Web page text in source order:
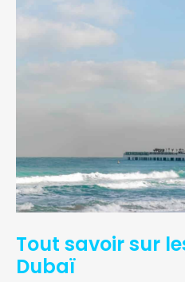
Tout savoir sur
Dubaï